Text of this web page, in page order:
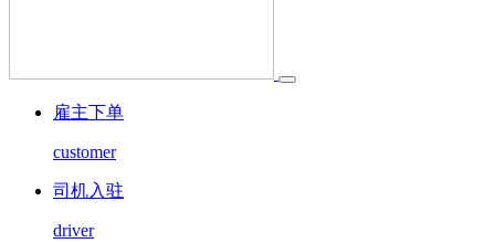
雇主下单
customer
司机入驻
driver